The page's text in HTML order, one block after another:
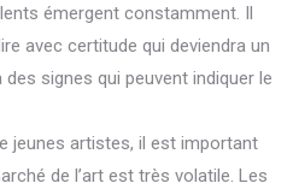
émergent constamment. Il
avec certitude qui deviendra un
signes qui peuvent indiquer le
jeunes artistes, il est important
de l’art est très volatile. Les